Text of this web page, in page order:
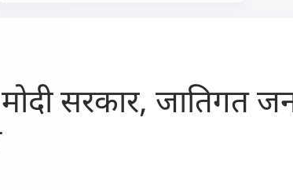
सरकार, जातिगत